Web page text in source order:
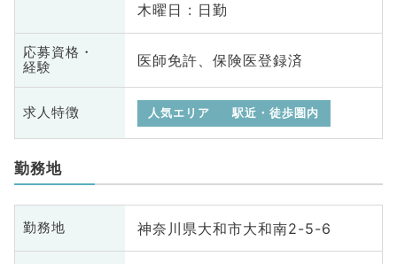
木曜日 : 日勤
応募資格・
経験
医師免許、保険医登録済
求人特徴 人気エリア 駅近・徒歩圏内
勤務地
勤務地 神奈川県大和市大和南2-5-6